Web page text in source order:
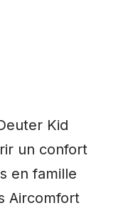
Kid
un confort
en famille
Aircomfort